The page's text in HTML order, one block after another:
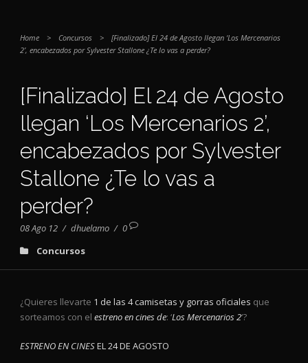
Home > Concursos >
[Finalizado] El 24 de Agosto llegan ‘Los Mercenarios
2’, encabezados por Sylvester Stallone ¿Te lo vas a perder?
[Finalizado] El 24 de Agosto
llegan ‘Los Mercenarios 2’,
encabezados por Sylvester
Stallone ¿Te lo vas a
perder?
08 Ago 12 / dhuelamo / 0
Concursos
¿Quieres llevarte 1 de las 4 camisetas y gorras oficiales que
sorteamos con el estreno en cines de: ‘Los Mercenarios 2‘?
ESTRENO EN CINESEL 24 DE AGOSTO